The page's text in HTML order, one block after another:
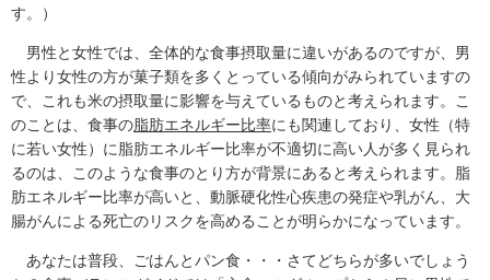
す。）
男性と女性では、全体的な食事摂取量に違いがあるのですが、男
性より女性の方が菓子類を多くとっている傾向がみられていますの
で、これも米の摂取量に影響を与えているものと考えられます。こ
のことは、食事の脂肪エネルギー比率にも関連しており、女性（特
に若い女性）に脂肪エネルギー比率が不適切に高い人が多く見られ
るのは、このような食事のとり方が背景にあると考えられます。脂
肪エネルギー比率が高いと、動脈硬化性心疾患の発症や乳がん、大
腸がんによる死亡のリスクを高めることが明らかになっています。
あなたは普段、ごはんとパン食・・・さてどちらが多いでしょう